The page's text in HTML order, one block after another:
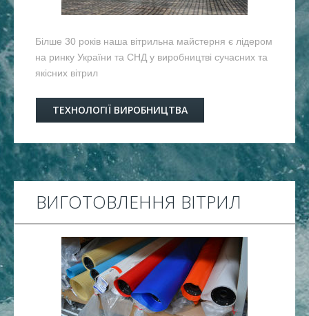
Білше 30 років наша вітрильна майстерня є лідером
на ринку України та СНД у виробництві сучасних та
якісних вітрил
ТЕХНОЛОГІЇ ВИРОБНИЦТВА
ВИГОТОВЛЕННЯ ВІТРИЛ